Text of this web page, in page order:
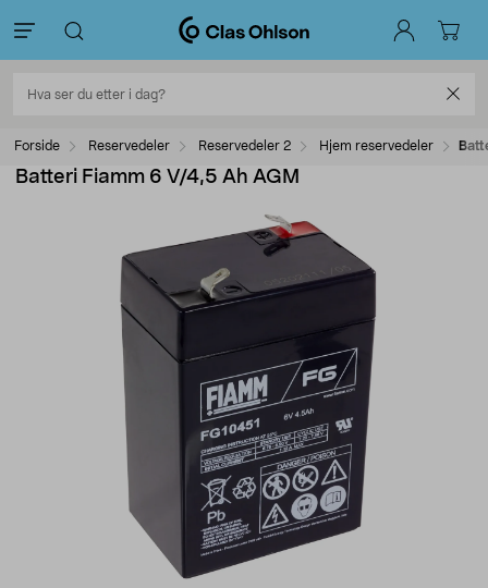
Forside Reservedeler Reservedeler 2 Hjem reservedeler
Batteri Fiamm 6 V/4,5 Ah AGM